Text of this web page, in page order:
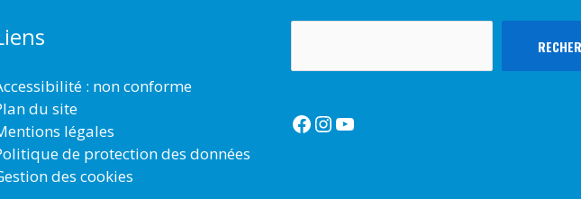
: non conforme
du site
légales
de protection des données
des cookies
Facebook
Instagram
YouTube